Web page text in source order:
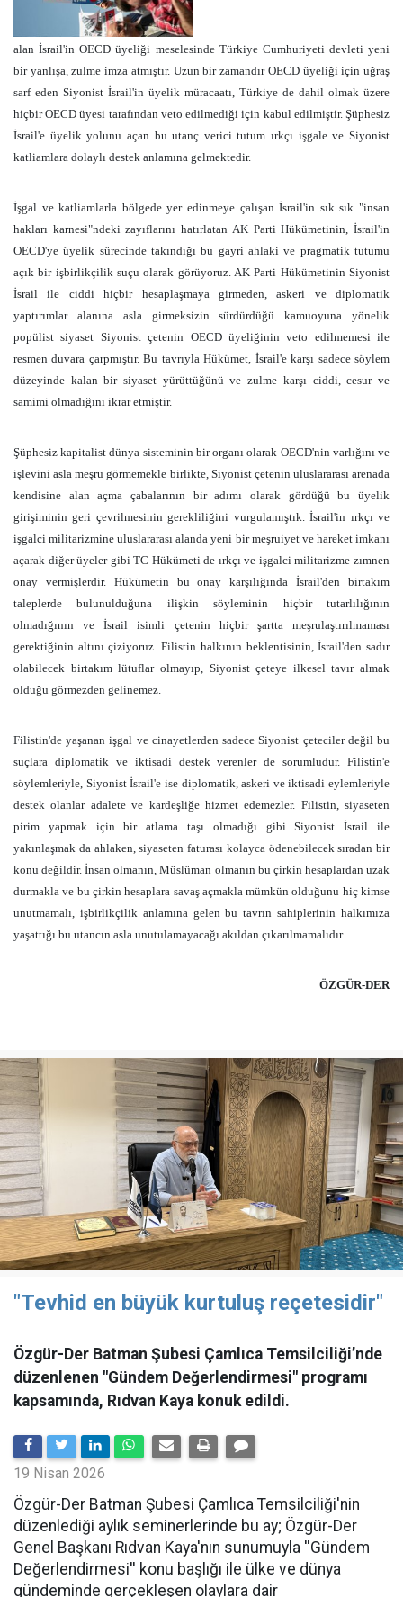
alan İsrail'in OECD üyeliği meselesinde Türkiye Cumhuriyeti devleti yeni
bir yanlışa, zulme imza atmıştır. Uzun bir zamandır OECD üyeliği için uğraş
sarf eden Siyonist İsrail'in üyelik müracaatı, Türkiye de dahil olmak üzere
hiçbir OECD üyesi tarafından veto edilmediği için kabul edilmiştir. Şüphesiz
İsrail'e üyelik yolunu açan bu utanç verici tutum ırkçı işgale ve Siyonist
katliamlara dolaylı destek anlamına gelmektedir.
İşgal ve katliamlarla bölgede yer edinmeye çalışan İsrail'in sık sık "insan
hakları karnesi"ndeki zayıflarını hatırlatan AK Parti Hükümetinin, İsrail'in
OECD'ye üyelik sürecinde takındığı bu gayri ahlaki ve pragmatik tutumu
açık bir işbirlikçilik suçu olarak görüyoruz. AK Parti Hükümetinin Siyonist
İsrail ile ciddi hiçbir hesaplaşmaya girmeden, askeri ve diplomatik
yaptırımlar alanına asla girmeksizin sürdürdüğü kamuoyuna yönelik
popülist siyaset Siyonist çetenin OECD üyeliğinin veto edilmemesi ile
resmen duvara çarpmıştır. Bu tavrıyla Hükümet, İsrail'e karşı sadece söylem
düzeyinde kalan bir siyaset yürüttüğünü ve zulme karşı ciddi, cesur ve
samimi olmadığını ikrar etmiştir.
Şüphesiz kapitalist dünya sisteminin bir organı olarak OECD'nin varlığını ve
işlevini asla meşru görmemekle birlikte, Siyonist çetenin uluslararası arenada
kendisine alan açma çabalarının bir adımı olarak gördüğü bu üyelik
girişiminin geri çevrilmesinin gerekliliğini vurgulamıştık. İsrail'in ırkçı ve
işgalci militarizmine uluslararası alanda yeni bir meşruiyet ve hareket imkanı
açarak diğer üyeler gibi TC Hükümeti de ırkçı ve işgalci militarizme zımnen
onay vermişlerdir. Hükümetin bu onay karşılığında İsrail'den birtakım
taleplerde bulunulduğuna ilişkin söyleminin hiçbir tutarlılığının
olmadığının ve İsrail isimli çetenin hiçbir şartta meşrulaştırılmaması
gerektiğinin altını çiziyoruz. Filistin halkının beklentisinin, İsrail'den sadır
olabilecek birtakım lütuflar olmayıp, Siyonist çeteye ilkesel tavır almak
olduğu görmezden gelinemez.
Filistin'de yaşanan işgal ve cinayetlerden sadece Siyonist çeteciler değil bu
suçlara diplomatik ve iktisadi destek verenler de sorumludur. Filistin'e
söylemleriyle, Siyonist İsrail'e ise diplomatik, askeri ve iktisadi eylemleriyle
destek olanlar adalete ve kardeşliğe hizmet edemezler. Filistin, siyaseten
pirim yapmak için bir atlama taşı olmadığı gibi Siyonist İsrail ile
yakınlaşmak da ahlaken, siyaseten faturası kolayca ödenebilecek sıradan bir
konu değildir. İnsan olmanın, Müslüman olmanın bu çirkin hesaplardan uzak
durmakla ve bu çirkin hesaplara savaş açmakla mümkün olduğunu hiç kimse
unutmamalı, işbirlikçilik anlamına gelen bu tavrın sahiplerinin halkımıza
yaşattığı bu utancın asla unutulamayacağı akıldan çıkarılmamalıdır.
ÖZGÜR-DER
"Tevhid en büyük kurtuluş reçetesidir"
Özgür-Der Batman Şubesi Çamlıca Temsilciliği’nde
düzenlenen "Gündem Değerlendirmesi" programı
kapsamında, Rıdvan Kaya konuk edildi.
19 Nisan 2026
​Özgür-Der Batman Şubesi Çamlıca Temsilciliği'nin
düzenlediği aylık seminerlerinde bu ay; Özgür-Der
Genel Başkanı Rıdvan Kaya'nın sunumuyla ''Gündem
Değerlendirmesi'' konu başlığı ile ülke ve dünya
gündeminde gerçekleşen olaylara dair